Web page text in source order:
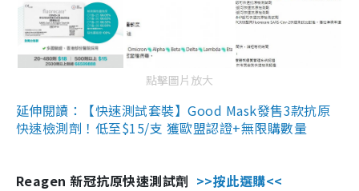
點擊圖片放大
延伸閱讀：【快速測試套裝】Good Mask發售3款抗原
快速檢測劑！低至$15/支 獲歐盟認證+無限購數量
Reagen 新冠抗原快速測試劑 >>按此選購<<